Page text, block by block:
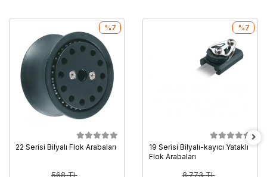
22 Serisi Bilyalı Flok Arabaları
568 TL
%7
19 Serisi Bilyalı-kayıcı Yataklı
Flok Arabaları
8.773 TL
%7